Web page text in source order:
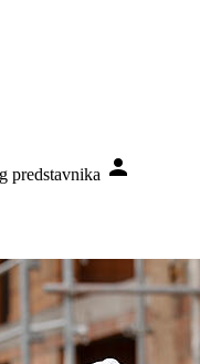
predstavnika